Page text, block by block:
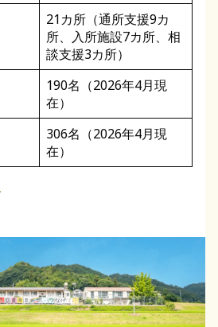
21カ所（通所支援9カ
所、入所施設7カ所、相
談支援3カ所）
190名（2026年4月現
在）
306名（2026年4月現
在）